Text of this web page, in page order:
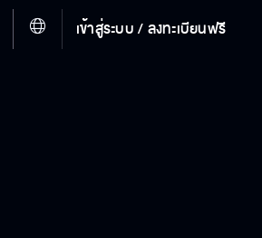
เข้าสู่ระบบ / ลงทะเบียนฟรี